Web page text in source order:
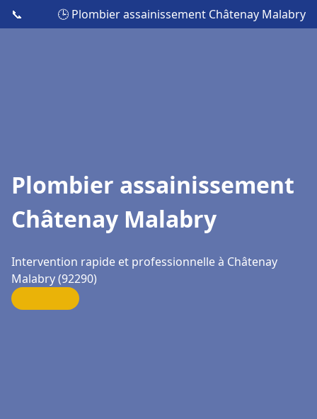
📞 🕒 Plombier assainissement Châtenay Malabry
Plombier assainissement
Châtenay Malabry
Intervention rapide et professionnelle à Châtenay
Malabry (92290)